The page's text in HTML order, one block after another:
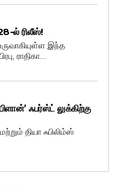
ல் ரிலீஸ்!
இந்த
ராதிகா...
ஃபர்ஸ்ட் லுக்கிற்கு
தியா ஃபிலிம்ஸ்